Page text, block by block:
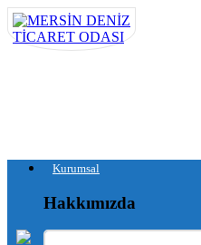
Kurumsal
Hakkımızda